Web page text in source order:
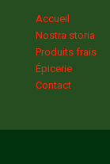
Accueil
Nostra storia
Produits frais
Épicerie
Contact